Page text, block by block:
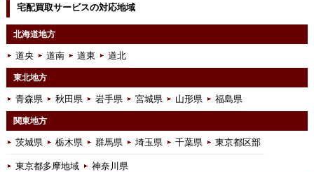
宅配買取サービスの対応地域
北海道地方
道央 道南 道東 道北
東北地方
青森県 秋田県 岩手県 宮城県 山形県 福島県
関東地方
茨城県 栃木県 群馬県 埼玉県 千葉県 東京都区部
東京都多摩地域 神奈川県